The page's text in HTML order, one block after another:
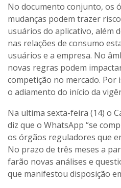
No documento conjunto, os
mudanças podem trazer
usuários do aplicativo, além
nas relações de consumo
usuários e a empresa. No
novas regras podem
competição no mercado.
o adiamento do início da
Na ultima sexta-feira (14) o
diz que o WhatsApp “se
os órgãos reguladores que
No prazo de três meses a
farão novas análises e
que manifestou disposição